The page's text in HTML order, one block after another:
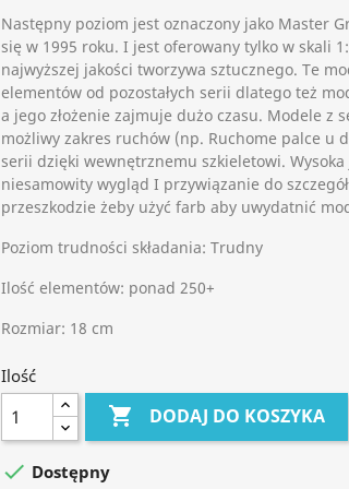
Następny poziom jest oznaczony jako Master
się w 1995 roku. I jest oferowany tylko w skali
najwyższej jakości tworzywa sztucznego. Te
elementów od pozostałych serii dlatego też
a jego złożenie zajmuje dużo czasu. Modele z
możliwy zakres ruchów (np. Ruchome palce u
serii dzięki wewnętrznemu szkieletowi. Wysoka
niesamowity wygląd I przywiązanie do
przeszkodzie żeby użyć farb aby uwydatnić
Poziom trudności składania: Trudny
Ilość elementów: ponad 250+
Rozmiar: 18 cm
Ilość
 DODAJ DO KOSZYKA
 Dostępny